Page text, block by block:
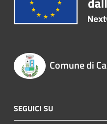
Comune di
SEGUICI SU